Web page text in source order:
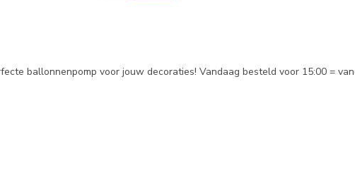
ballonnenpomp voor jouw decoraties! Vandaag besteld voor 15:00 =